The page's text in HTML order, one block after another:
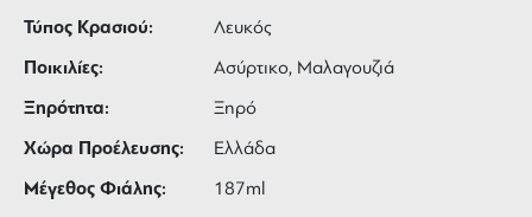
Τύπος Κρασιού: Λευκός
Ποικιλίες: Ασύρτικο, Μαλαγουζιά
Ξηρότητα: Ξηρό
Χώρα Προέλευσης: Ελλάδα
Μέγεθος Φιάλης: 187ml